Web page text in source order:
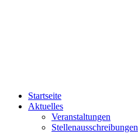
Startseite
Aktuelles
Veranstaltungen
Stellenausschreibungen